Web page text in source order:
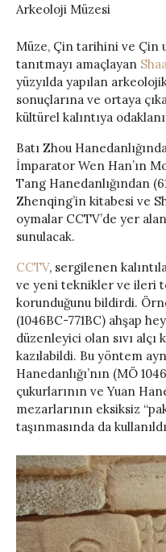
Arkeoloji Müzesi
Müze, Çin tarihini ve Çin
tanıtmayı amaçlayan
yüzyılda yapılan
sonuçlarına ve ortaya
kültürel kalıntıya
Batı Zhou
İmparator Wen Han’ın
Tang Hanedanlığından
Zhenqing’in kitabesi ve
oymalar CCTV’de yer
sunulacak.
CCTV, sergilenen
ve yeni teknikler ve ileri
korunduğunu bildirdi.
(1046BC-771BC) ahşap
düzenleyici olan sıvı alçı
kazılabildi. Bu yöntem
Hanedanlığı’nın (MÖ
çukurlarının ve Yuan
mezarlarının eksiksiz
taşınmasında da